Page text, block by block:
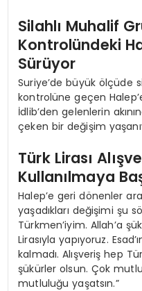
Silahlı Muhalif
Kontrolündeki
Sürüyor
Suriye’de büyük ölçüde
kontrolüne geçen
İdlib’den gelenlerin
çeken bir değişim
Türk Lirası
Kullanılmaya
Halep’e geri dönenler
yaşadıkları değişimi şu
Türkmen’iyim. Allah’a
Lirasıyla yapıyoruz.
kalmadı. Alışveriş hep
şükürler olsun. Çok
mutluluğu yaşatsın.”